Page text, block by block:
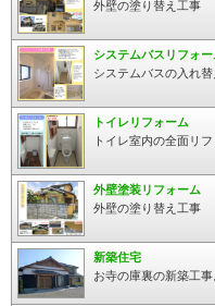
外壁の塗り替え工事
システムバスリフォー
システムバスの入れ
トイレリフォーム
トイレ室内の全面リ
外壁塗装リフォーム
外壁の塗り替え工事
新築住宅
お寺の庫裏の新築工事